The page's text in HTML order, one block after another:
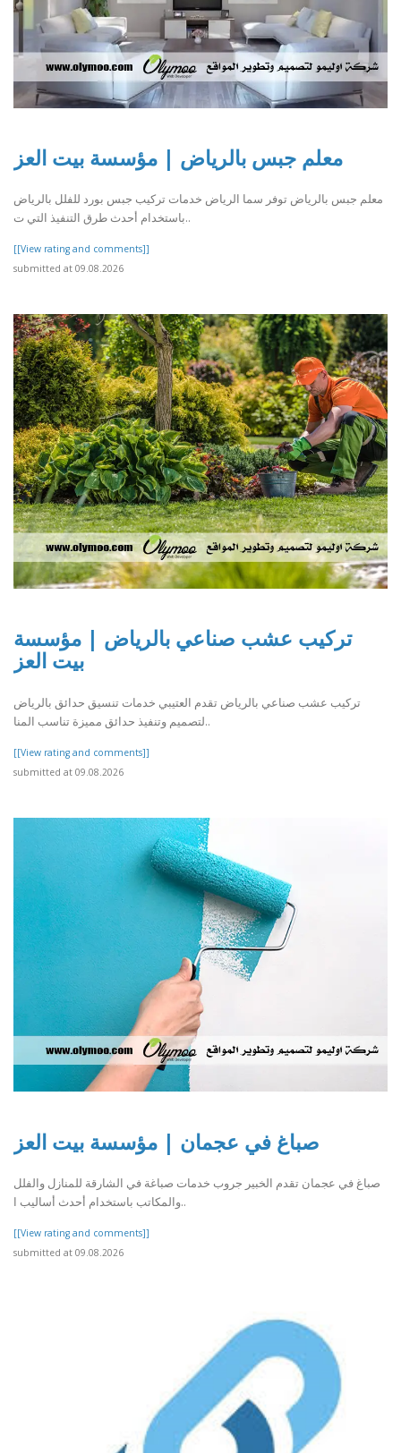
معلم جبس بالرياض | مؤسسة بيت العز
معلم جبس بالرياض توفر سما الرياض خدمات تركيب جبس بورد للفلل بالرياض
باستخدام أحدث طرق التنفيذ التي ت..
[[View rating and comments]]
submitted at 09.08.2026
تركيب عشب صناعي بالرياض | مؤسسة
بيت العز
تركيب عشب صناعي بالرياض تقدم العتيبي خدمات تنسيق حدائق بالرياض
لتصميم وتنفيذ حدائق مميزة تناسب المنا..
[[View rating and comments]]
submitted at 09.08.2026
صباغ في عجمان | مؤسسة بيت العز
صباغ في عجمان تقدم الخبير جروب خدمات صباغة في الشارقة للمنازل والفلل
والمكاتب باستخدام أحدث أساليب ا..
[[View rating and comments]]
submitted at 09.08.2026